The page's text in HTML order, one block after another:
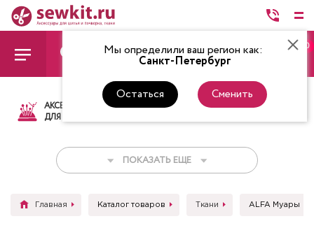
Мы определили ваш регион как:
Санкт-Петербург
Остаться Сменить
0
АКСЕССУАРЫ
ДЛЯ ШИТЬЯ
ТКАНИ НИТКИ
ПОКАЗАТЬ ЕЩЕ
Главная Каталог товаров Ткани ALFA Муары